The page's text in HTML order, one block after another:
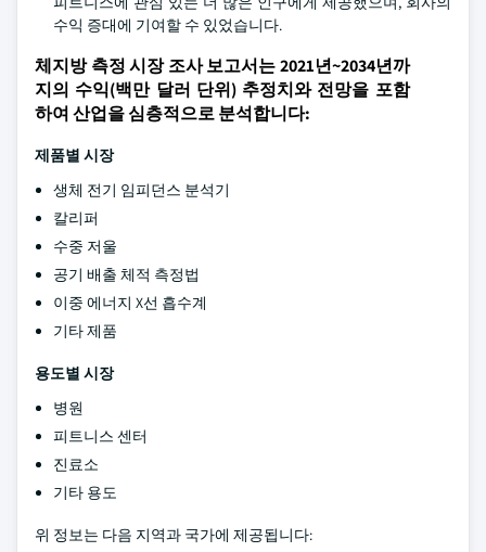
수익 증대에 기여할 수 있었습니다.
체지방 측정 시장 조사 보고서는 2021년~2034년까
지의 수익(백만 달러 단위) 추정치와 전망을 포함
하여 산업을 심층적으로 분석합니다:
제품별 시장
생체 전기 임피던스 분석기
칼리퍼
수중 저울
공기 배출 체적 측정법
이중 에너지 X선 흡수계
기타 제품
용도별 시장
병원
피트니스 센터
진료소
기타 용도
위 정보는 다음 지역과 국가에 제공됩니다: